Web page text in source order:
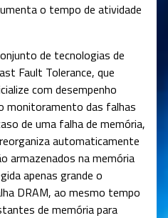
o tempo de atividade
de tecnologias de
Fault Tolerance, que
com desempenho
monitoramento das falhas
de uma falha de memória,
automaticamente
armazenados na memória
apenas grande o
DRAM, ao mesmo tempo
de memória para